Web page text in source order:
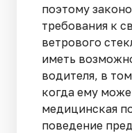
поэтому
требования к
ветрового
иметь
водителя, в
когда ему
медицинская
поведение